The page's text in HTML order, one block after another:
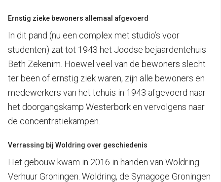
Ernstig zieke bewoners allemaal afgevoerd
In dit pand (nu een complex met studio’s voor
studenten) zat tot 1943 het Joodse bejaardentehuis
Beth Zekenim. Hoewel veel van de bewoners slecht
ter been of ernstig ziek waren, zijn alle bewoners en
medewerkers van het tehuis in 1943 afgevoerd naar
het doorgangskamp Westerbork en vervolgens naar
de concentratiekampen.
Verrassing bij Woldring over geschiedenis
Het gebouw kwam in 2016 in handen van Woldring
Verhuur Groningen. Woldring, de Synagoge Groningen